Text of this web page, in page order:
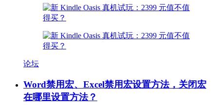
论坛
Word禁用宏、Excel禁用宏设置方法，关闭宏
在哪里设置方法？